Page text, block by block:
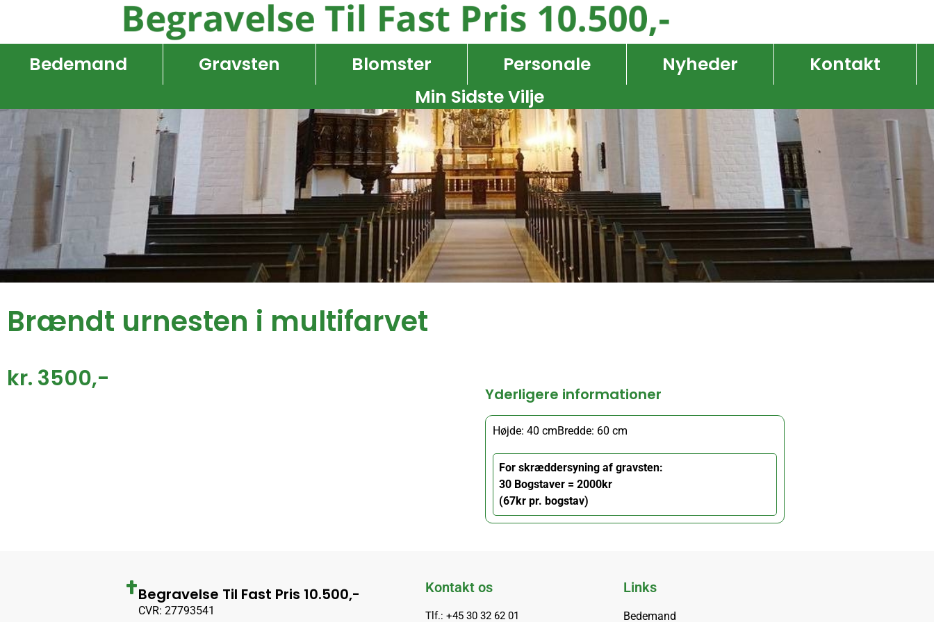
Bedemand Gravsten Blomster Personale Nyheder
Kontakt
Min Sidste Vilje
Brændt urnesten i multifarvet
kr. 3500,-
Yderligere informationer
Højde: 40 cmBredde: 60 cm
For skræddersyning af gravsten:
30 Bogstaver = 2000kr
(67kr pr. bogstav)
Begravelse Til Fast Pris 10.500,-
CVR: 27793541
Kontakt os
Tlf.: +45 30 32 62 01
Links
Bedemand